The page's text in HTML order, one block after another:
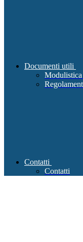
Documenti utili
Contatti
Contatti